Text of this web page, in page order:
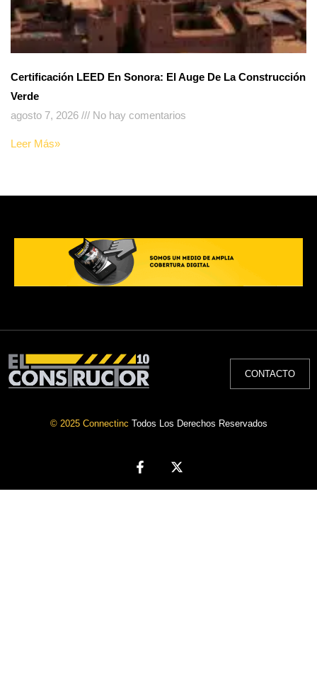
Certificación LEED En Sonora: El Auge De La Construcción
Verde
agosto 7, 2026
No hay comentarios
Leer Más»
CONTACTO
© 2025 Connectinc Todos Los Derechos Reservados